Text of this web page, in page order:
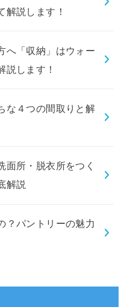
解説します！
へ「収納」はウォー
説します！
な４つの間取りと解
面所・脱衣所をつく
解説
？パントリーの魅力